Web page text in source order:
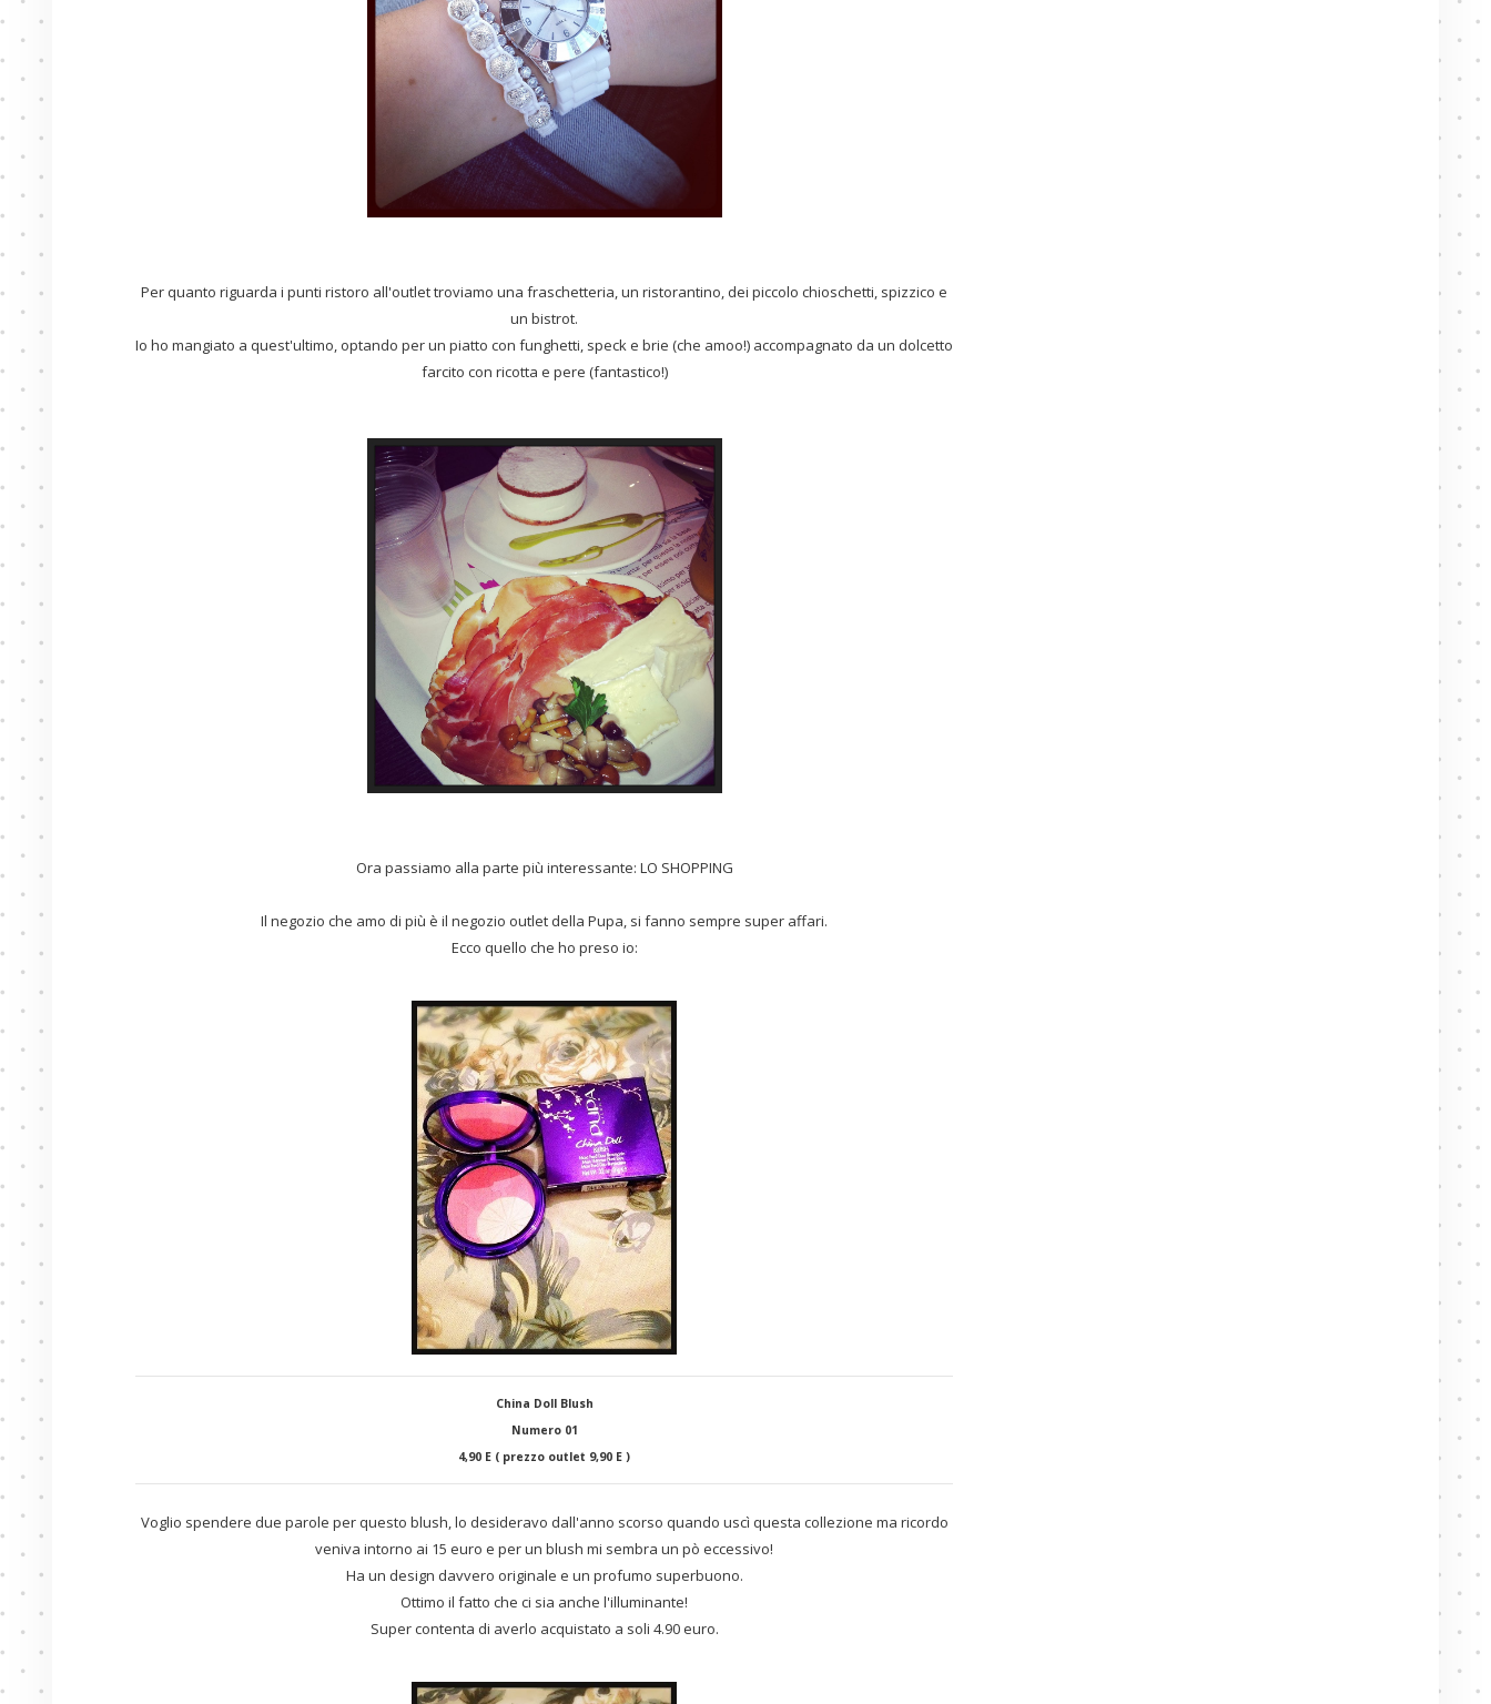
Per quanto riguarda i punti ristoro all'outlet troviamo una fraschetteria, un ristorantino, dei piccolo chioschetti, spizzico e
un bistrot.
Io ho mangiato a quest'ultimo, optando per un piatto con funghetti, speck e brie (che amoo!) accompagnato da un dolcetto
farcito con ricotta e pere (fantastico!)
Ora passiamo alla parte più interessante: LO SHOPPING
Il negozio che amo di più è il negozio outlet della Pupa, si fanno sempre super affari.
Ecco quello che ho preso io:
China Doll Blush
Numero 01
4,90 E ( prezzo outlet 9,90 E )
Voglio spendere due parole per questo blush, lo desideravo dall'anno scorso quando uscì questa collezione ma ricordo
veniva intorno ai 15 euro e per un blush mi sembra un pò eccessivo!
Ha un design davvero originale e un profumo superbuono.
Ottimo il fatto che ci sia anche l'illuminante!
Super contenta di averlo acquistato a soli 4.90 euro.